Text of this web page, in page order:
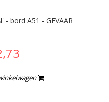
- bord A51 - GEVAAR